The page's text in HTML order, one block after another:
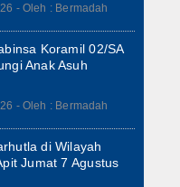
- Oleh : Bermadah
Koramil 02/SA
Anak Asuh
- Oleh : Bermadah
di Wilayah
Jumat 7 Agustus